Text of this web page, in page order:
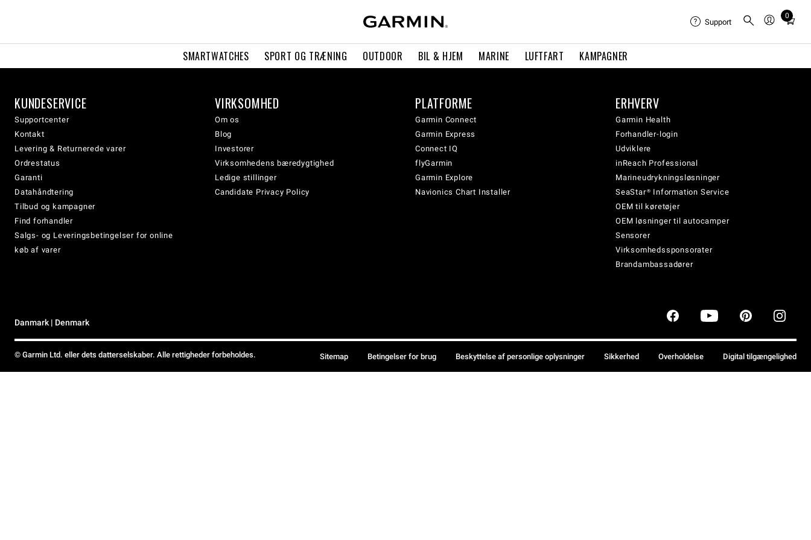
SMARTWATCHES SPORT OG TRÆNING OUTDOOR BIL & HJEM MARINE LUFTFART KAMPAGNER
Support
0
Total
cart:
KUNDESERVICE
Supportcenter
Kontakt
Levering & Returnerede varer
Ordrestatus
Garanti
Datahåndtering
Tilbud og kampagner
Find forhandler
Salgs- og Leveringsbetingelser for online
køb af varer
VIRKSOMHED
Om os
Blog
Investorer
Virksomhedens bæredygtighed
Ledige stillinger
Candidate Privacy Policy
PLATFORME
Garmin Connect
Garmin Express
Connect IQ
flyGarmin
Garmin Explore
Navionics Chart Installer
ERHVERV
Garmin Health
Forhandler-login
Udviklere
inReach Professional
Marineudrykningsløsninger
SeaStar® Information Service
OEM til køretøjer
OEM løsninger til autocamper
Sensorer
Virksomhedssponsorater
Brandambassadører
Danmark | Denmark
© Garmin Ltd. eller dets datterselskaber. Alle rettigheder forbeholdes. Sitemap Betingelser for brug Beskyttelse af personlige oplysninger Sikkerhed Overholdelse Digital tilgængelighed